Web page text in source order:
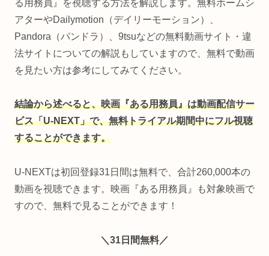
る用務員』を視聴する方法を解説します。無料ホームシ
アターやDailymotion（デイリーモーション）、
Pandora（パンドラ）、9tsuなどの無料動画サイト・違
法サイトについての解説もしていますので、無料で動画
を見たい方は参考にしてみてください。
結論から述べると、映画『ある用務員』は動画配信サー
ビス「U-NEXT」で、無料トライアル期間中にフル視聴
することができます。
U-NEXTは初回登録31日間は無料で、合計260,000本の
動画を視聴できます。映画『ある用務員』も対象映画で
すので、無料で見ることができます！
＼31日間無料／